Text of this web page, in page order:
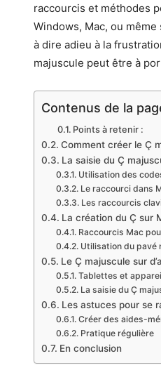
raccourcis et méthodes
Windows, Mac, ou
à dire adieu à la
majuscule peut être à
Contenus de la
Points à retenir :
Comment créer le Ç
La saisie du Ç
Utilisation des
Le raccourci dans
Les raccourcis
La création du Ç sur
Raccourcis Mac
Utilisation du pavé
Le Ç majuscule sur
Tablettes et
La saisie du Ç
Les astuces pour se
Créer des aides-
Pratique régulière
En conclusion